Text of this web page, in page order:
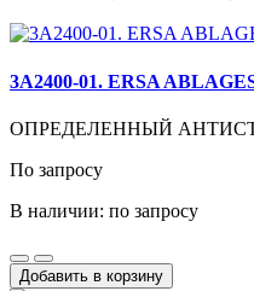
3A2400-01. ERSA
ОПРЕДЕЛЕННЫЙ
По запросу
В наличии: по запросу
Добавить в корзину